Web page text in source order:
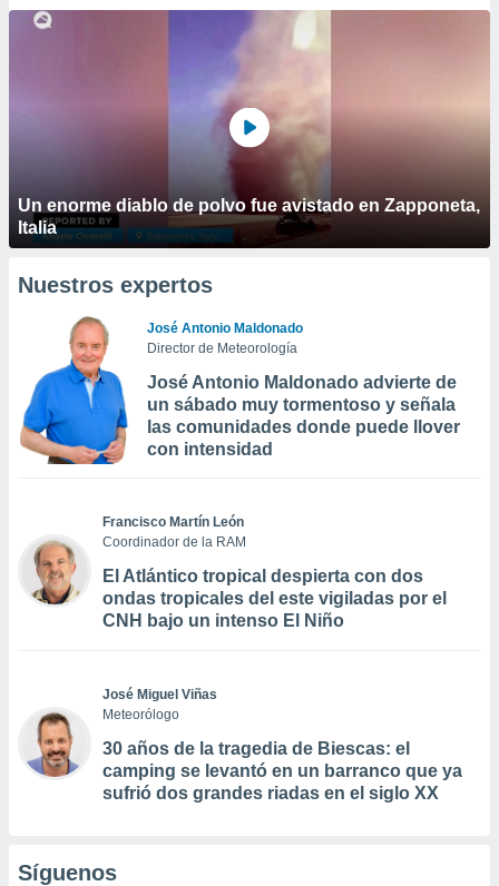
Un enorme diablo de polvo fue avistado en Zapponeta,
Italia
Nuestros expertos
José Antonio Maldonado
Director de Meteorología
José Antonio Maldonado advierte de
un sábado muy tormentoso y señala
las comunidades donde puede llover
con intensidad
Francisco Martín León
Coordinador de la RAM
El Atlántico tropical despierta con dos
ondas tropicales del este vigiladas por el
CNH bajo un intenso El Niño
José Miguel Viñas
Meteorólogo
30 años de la tragedia de Biescas: el
camping se levantó en un barranco que ya
sufrió dos grandes riadas en el siglo XX
Síguenos